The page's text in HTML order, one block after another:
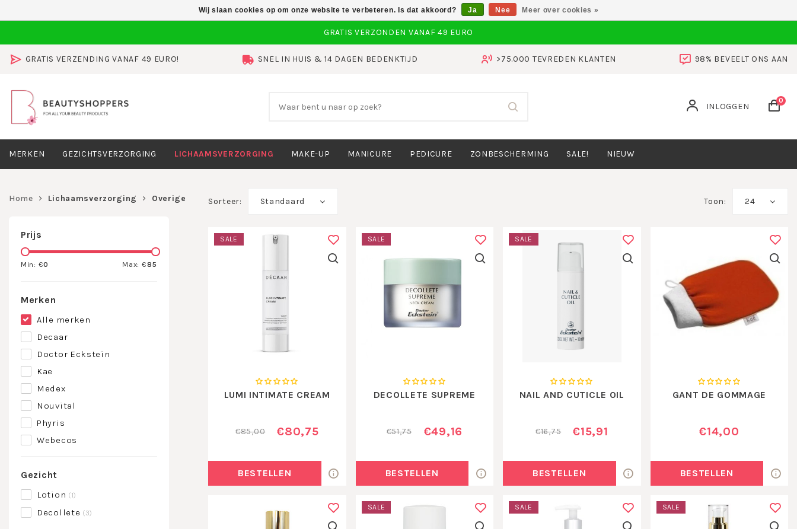
GRATIS VERZENDING VANAF 49 EURO! SNEL IN HUIS & 14 DAGEN BEDENKTIJD >75.000 TEVREDEN KLANTEN 98% BEVEELT ONS AAN
INLOGGEN
0
MERKEN GEZICHTSVERZORGING LICHAAMSVERZORGING MAKE-UP MANICURE PEDICURE ZONBESCHERMING SALE! NIEUW
Home Lichaamsverzorging Overige
Prijs
Min: €0 Max: €85
Merken
Alle merken
Decaar
Doctor Eckstein
Kae
Medex
Nouvital
Phyris
Webecos
Gezicht
Lotion (1)
Decollete (3)
Sorteer: Standaard Toon: 24
SALE
LUMI INTIMATE CREAM
€85,00 €80,75
BESTELLEN
SALE
DECOLLETE SUPREME
€51,75 €49,16
BESTELLEN
SALE
NAIL AND CUTICLE OIL
€16,75 €15,91
BESTELLEN
GANT DE GOMMAGE
€14,00
BESTELLEN
SALE SALE SALE
Wij slaan cookies op om onze website te verbeteren. Is dat akkoord? Ja Nee Meer over cookies »